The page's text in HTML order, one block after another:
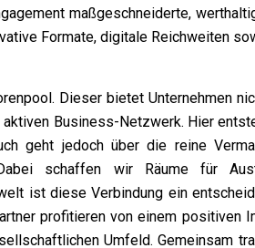
maßgeschneiderte,
Formate, digitale Reichweiten
Dieser bietet Unternehmen
Business-Netzwerk. Hier
geht jedoch über die reine
schaffen wir Räume für
ist diese Verbindung ein
profitieren von einem positiven
Umfeld. Gemeinsam